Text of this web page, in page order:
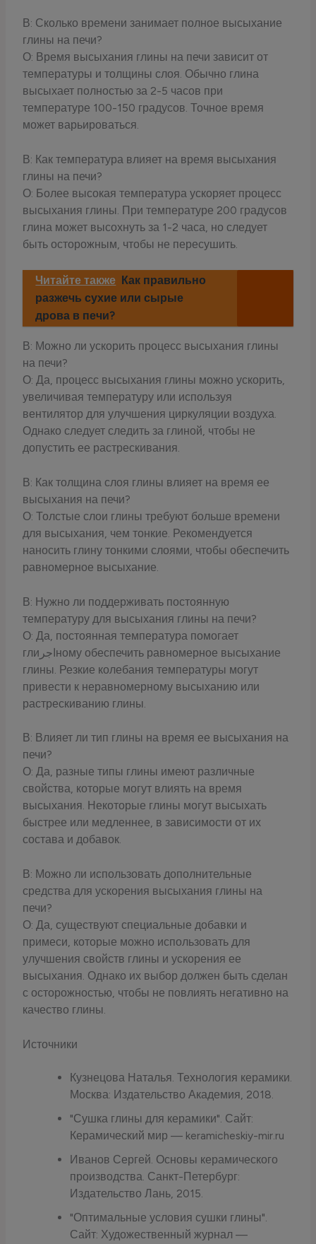
В: Сколько времени занимает полное высыхание
глины на печи?
О: Время высыхания глины на печи зависит от
температуры и толщины слоя. Обычно глина
высыхает полностью за 2-5 часов при
температуре 100-150 градусов. Точное время
может варьироваться.
В: Как температура влияет на время высыхания
глины на печи?
О: Более высокая температура ускоряет процесс
высыхания глины. При температуре 200 градусов
глина может высохнуть за 1-2 часа, но следует
быть осторожным, чтобы не пересушить.
Читайте также Как правильно
разжечь сухие или сырые
дрова в печи?
В: Можно ли ускорить процесс высыхания глины
на печи?
О: Да, процесс высыхания глины можно ускорить,
увеличивая температуру или используя
вентилятор для улучшения циркуляции воздуха.
Однако следует следить за глиной, чтобы не
допустить ее растрескивания.
В: Как толщина слоя глины влияет на время ее
высыхания на печи?
О: Толстые слои глины требуют больше времени
для высыхания, чем тонкие. Рекомендуется
наносить глину тонкими слоями, чтобы обеспечить
равномерное высыхание.
В: Нужно ли поддерживать постоянную
температуру для высыхания глины на печи?
О: Да, постоянная температура помогает
глиاجرному обеспечить равномерное высыхание
глины. Резкие колебания температуры могут
привести к неравномерному высыханию или
растрескиванию глины.
В: Влияет ли тип глины на время ее высыхания на
печи?
О: Да, разные типы глины имеют различные
свойства, которые могут влиять на время
высыхания. Некоторые глины могут высыхать
быстрее или медленнее, в зависимости от их
состава и добавок.
В: Можно ли использовать дополнительные
средства для ускорения высыхания глины на
печи?
О: Да, существуют специальные добавки и
примеси, которые можно использовать для
улучшения свойств глины и ускорения ее
высыхания. Однако их выбор должен быть сделан
с осторожностью, чтобы не повлиять негативно на
качество глины.
Источники
Кузнецова Наталья. Технология керамики.
Москва: Издательство Академия, 2018.
"Сушка глины для керамики". Сайт:
Керамический мир — keramicheskiy-mir.ru
Иванов Сергей. Основы керамического
производства. Санкт-Петербург:
Издательство Лань, 2015.
"Оптимальные условия сушки глины".
Сайт: Художественный журнал —